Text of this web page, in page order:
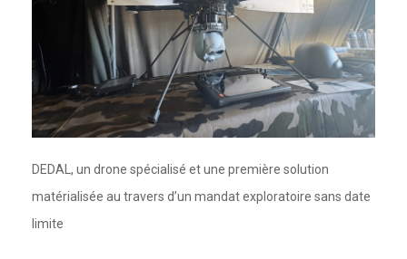
DEDAL, un drone spécialisé et une première solution
matérialisée au travers d’un mandat exploratoire sans date
limite